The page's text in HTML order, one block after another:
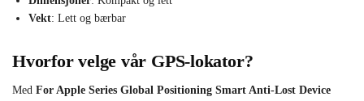
Vekt: Lett og bærbar
Hvorfor velge vår GPS-lokator?
Med For Apple Series Global Positioning Smart Anti-Lost Device